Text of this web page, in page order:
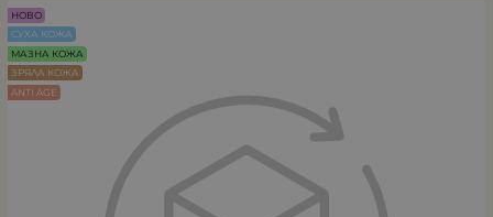
НОВО
СУХА КОЖА
МАЗНА КОЖА
ЗРЯЛА КОЖА
ANTI AGE